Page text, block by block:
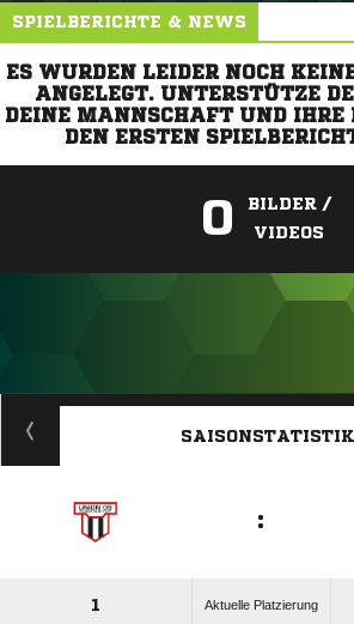
SPIELBERICHTE & NEWS
ES WURDEN LEIDER NOCH
ANGELEGT. UNTERSTÜTZE
DEINE MANNSCHAFT UND IHRE
DEN ERSTEN
0
BILDER /
VIDEOS
ANZEIGE
SAISONSTATISTIK
:
1 Aktuelle Platzierung